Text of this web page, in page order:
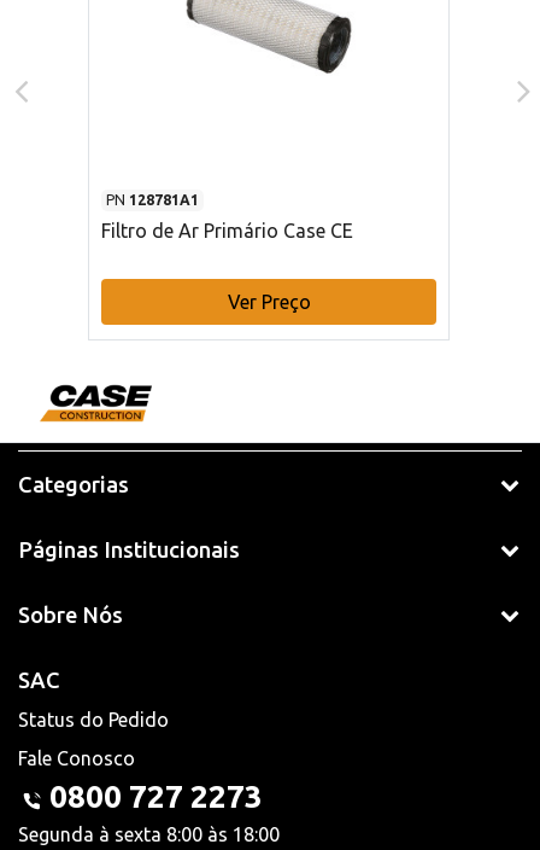
PN 128781A1
Filtro de Ar Primário Case CE
Ver Preço
Categorias
Páginas Institucionais
Sobre Nós
SAC
Status do Pedido
Fale Conosco
0800 727 2273
Segunda à sexta 8:00 às 18:00